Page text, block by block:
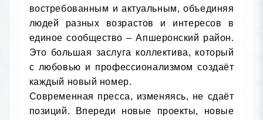
востребованным и актуальным, объединяя
людей разных возрастов и интересов в
единое сообщество – Апшеронский район.
Это большая заслуга коллектива, который
с любовью и профессионализмом создаёт
каждый новый номер.
Современная пресса, изменяясь, не сдаёт
позиций. Впереди новые проекты, новые